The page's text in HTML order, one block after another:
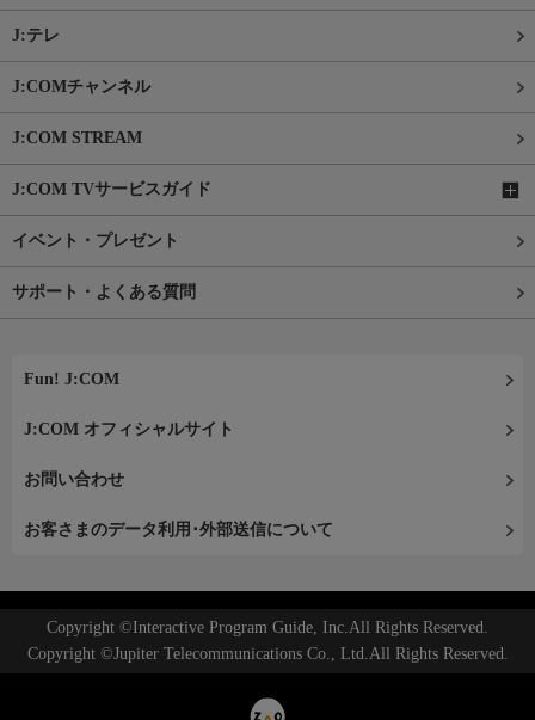
J:テレ
J:COMチャンネル
J:COM STREAM
J:COM TVサービスガイド
イベント・プレゼント
サポート・よくある質問
Fun! J:COM
J:COM オフィシャルサイト
お問い合わせ
お客さまのデータ利用･外部送信について
Copyright ©Interactive Program Guide, Inc.All Rights Reserved.
Copyright ©Jupiter Telecommunications Co., Ltd.All Rights Reserved.